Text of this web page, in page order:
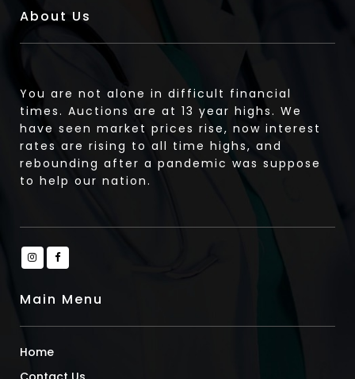
About Us
You are not alone in difficult financial
times. Auctions are at 13 year highs. We
have seen market prices rise, now interest
rates are rising to all time highs, and
rebounding after a pandemic was suppose
to help our nation.
Main Menu
Home